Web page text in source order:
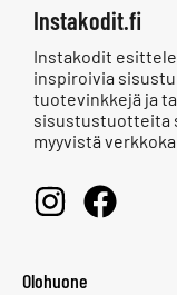
Instakodit.fi
Instakodit
inspiroivia
tuotevinkkejä ja
sisustustuotteita
myyvistä
Olohuone